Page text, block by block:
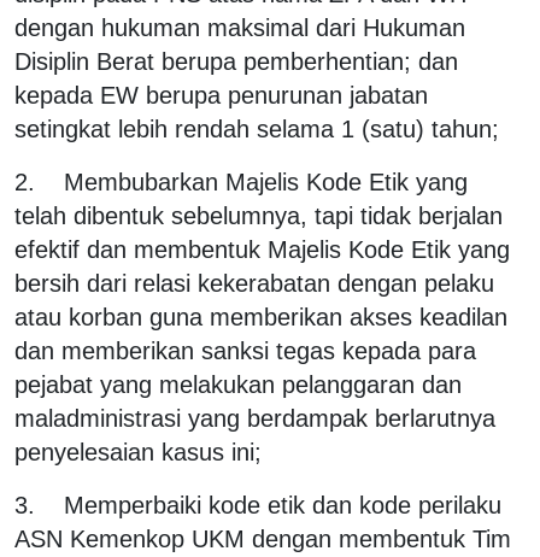
dengan hukuman maksimal dari Hukuman
Disiplin Berat berupa pemberhentian; dan
kepada EW berupa penurunan jabatan
setingkat lebih rendah selama 1 (satu) tahun;
2. Membubarkan Majelis Kode Etik yang
telah dibentuk sebelumnya, tapi tidak berjalan
efektif dan membentuk Majelis Kode Etik yang
bersih dari relasi kekerabatan dengan pelaku
atau korban guna memberikan akses keadilan
dan memberikan sanksi tegas kepada para
pejabat yang melakukan pelanggaran dan
maladministrasi yang berdampak berlarutnya
penyelesaian kasus ini;
3. Memperbaiki kode etik dan kode perilaku
ASN Kemenkop UKM dengan membentuk Tim